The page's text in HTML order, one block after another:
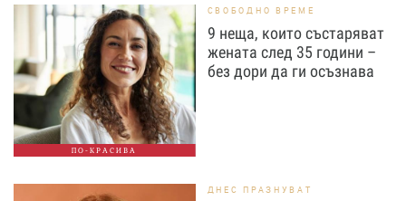
ПО-КРАСИВА
СВОБОДНО ВРЕМЕ
9 неща, които състаряват
жената след 35 години –
без дори да ги осъзнава
ДНЕС ПРАЗНУВАТ